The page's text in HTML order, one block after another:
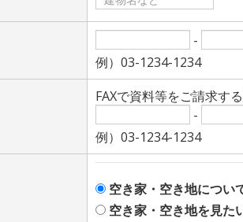
-
例）03-1234-1234
FAXで資料等をご請求す
-
例）03-1234-1234
空き家・空き地につい
空き家・空き地を見た